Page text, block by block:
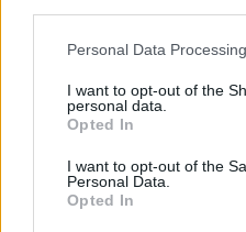
Please note that this website/
not limited to your visit or
grant or deny consent to
use your data for below
consent section.
Personal Data
I want to opt-out of the
personal data.
Opted In
I want to opt-out of the
Personal Data.
Opted In
legjobb alkotásának tartják.
nem tud gitározni, erre
volt nagy, saját bevallása
megbukott volna, mégis
Nem ritkán három-négy órás